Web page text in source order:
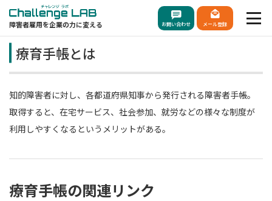
障害者雇用を企業の力に変える お問い合わせ メール登録
療育手帳とは
知的障害者に対し、各都道府県知事から発行される障害者手帳。
取得すると、在宅サービス、社会参加、就労などの様々な制度が
利用しやすくなるというメリットがある。
療育手帳の関連リンク